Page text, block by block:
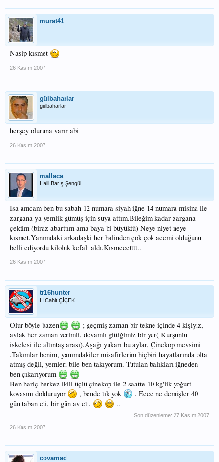
murat41
Nasip kısmet
26 Kasım 2007
gülbaharlar
gulbaharlar
herşey oluruna varır abi
26 Kasım 2007
mallaca
Halil Barış Şengül
İsa amcam ben bu sabah 12 numara siyah iğne 14 numara misina ile
zargana ya yemlik gümüş için suya attım.Bileğim kadar zargana
çektim (biraz abarttım ama baya bi büyüktü) Neye niyet neye
kısmet.Yanımdaki arkadaşki her halinden çok çok acemi olduğunu
belli ediyordu kiloluk kefali aldı.Kısmeeetttt..
26 Kasım 2007
tr16hunter
H.Cahit ÇİÇEK
Olur böyle bazen
; geçmiş zaman bir tekne içinde 4 kişiyiz,
avlak her zaman verimli, devamlı gittiğimiz bir yer( Kurşunlu
iskelesi ile altıntaş arası).Aşağı yukarı bu aylar, Çinekop mevsimi
.Takımlar benim, yanımdakiler misafirlerim hiçbiri hayatlarında olta
atmış değil, yemleri bile ben takıyorum. Tutulan balıkları iğneden
ben çıkarıyorum
Ben hariç herkez ikili üçlü çinekop ile 2 saatte 10 kg'lik yoğurt
kovasını dolduruyor
, bende tık yok
. Eeee ne demişler 40
gün taban eti, bir gün av eti.
..
Son düzenleme: 27 Kasım 2007
26 Kasım 2007
covamad